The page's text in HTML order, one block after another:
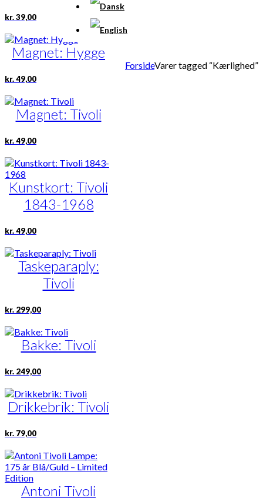
ForsideVarer tagged “Kærlighed”
varesiden
kr.39,00
Magnet: Hygge
kr.49,00
Magnet: Tivoli
kr.49,00
Kunstkort: Tivoli
1843-1968
kr.49,00
Taskeparaply:
Tivoli
kr. 299,00
Bakke: Tivoli
kr. 249,00
Drikkebrik: Tivoli
kr. 79,00
Antoni Tivoli